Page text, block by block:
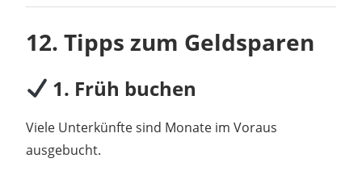
12. Tipps zum Geldsparen
1. Früh buchen
Viele Unterkünfte sind Monate im Voraus
ausgebucht.